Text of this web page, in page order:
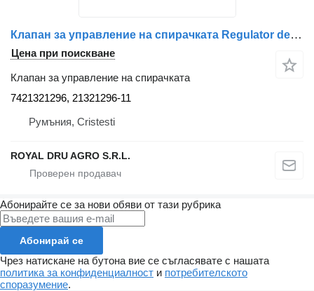
Клапан за управление на спирачката Regulator de Înălțime Cabină Față 7421321296 за камион Renault 7421321296 / 21321296
Цена при поискване
Клапан за управление на спирачката
7421321296, 21321296-11
Румъния, Cristesti
ROYAL DRU AGRO S.R.L.
Абонирайте се за нови обяви от тази рубрика
Абонирай се
Чрез натискане на бутона вие се съгласявате с нашата
политика за конфиденциалност и потребителското
споразумение.